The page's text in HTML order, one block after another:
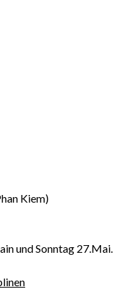
Kiem)
und Sonntag 27.Mai.